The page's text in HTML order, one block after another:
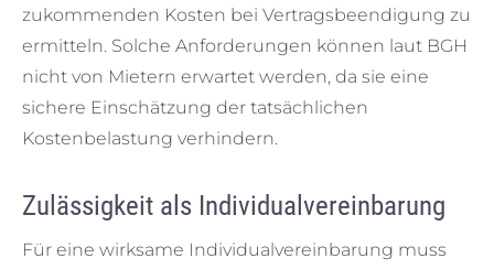
zukommenden Kosten bei Vertragsbeendigung zu
ermitteln. Solche Anforderungen können laut BGH
nicht von Mietern erwartet werden, da sie eine
sichere Einschätzung der tatsächlichen
Kostenbelastung verhindern.
Zulässigkeit als Individualvereinbarung
Für eine wirksame Individualvereinbarung muss